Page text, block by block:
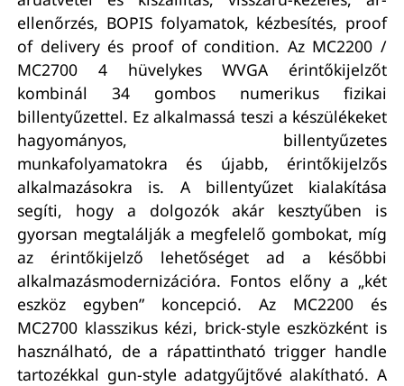
ellenőrzés, BOPIS folyamatok, kézbesítés, proof
of delivery és proof of condition. Az MC2200 /
MC2700 4 hüvelykes WVGA érintőkijelzőt
kombinál 34 gombos numerikus fizikai
billentyűzettel. Ez alkalmassá teszi a készülékeket
hagyományos, billentyűzetes
munkafolyamatokra és újabb, érintőkijelzős
alkalmazásokra is. A billentyűzet kialakítása
segíti, hogy a dolgozók akár kesztyűben is
gyorsan megtalálják a megfelelő gombokat, míg
az érintőkijelző lehetőséget ad a későbbi
alkalmazásmodernizációra. Fontos előny a „két
eszköz egyben” koncepció. Az MC2200 és
MC2700 klasszikus kézi, brick-style eszközként is
használható, de a rápattintható trigger handle
tartozékkal gun-style adatgyűjtővé alakítható. A